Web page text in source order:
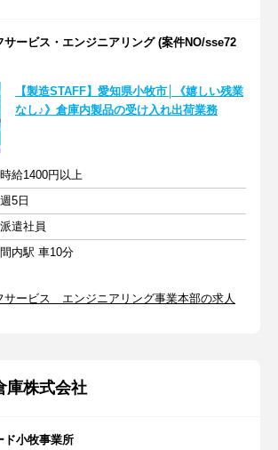
サービス・エンジニアリング (案件NO/sse72
【製造STAFF】愛知県小牧市│《嬉しい残業
なし♪》倉庫内製品の受け入れ出荷業務
時給1400円以上
週5日
派遣社員
間内駅 車10分
サービス エンジニアリング事業本部の求人
庫株式会社
ド小牧事業所